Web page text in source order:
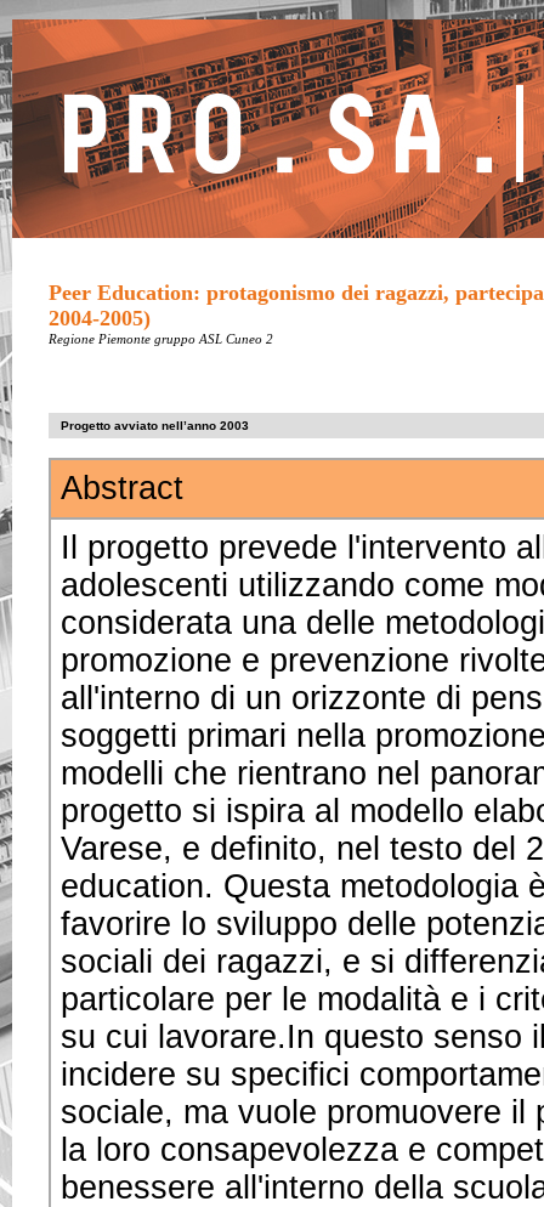
Peer Education: protagonismo dei ragazzi,
2004-2005)
Regione Piemonte gruppo ASL Cuneo 2
Progetto avviato nell’anno 2003
Abstract
Il progetto prevede l'intervento
adolescenti utilizzando come
considerata una delle
promozione e prevenzione
all'interno di un orizzonte di
soggetti primari nella
modelli che rientrano nel
progetto si ispira al modello
Varese, e definito, nel testo del
education. Questa metodologia
favorire lo sviluppo delle
sociali dei ragazzi, e si
particolare per le modalità e i
su cui lavorare.In questo senso
incidere su specifici
sociale, ma vuole promuovere
la loro consapevolezza e
benessere all'interno della